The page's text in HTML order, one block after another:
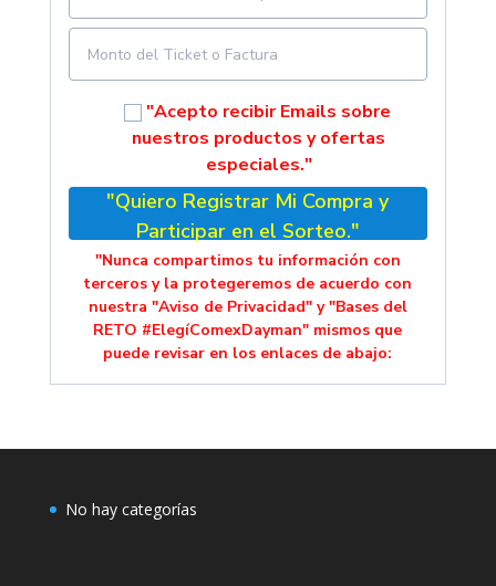
"Acepto recibir Emails sobre
nuestros productos y ofertas
especiales."
"Quiero Registrar Mi Compra y
Participar en el Sorteo."
"Nunca compartimos tu información con
terceros y la protegeremos de acuerdo con
nuestra "Aviso de Privacidad" y "Bases del
RETO #ElegíComexDayman" mismos que
puede revisar en los enlaces de abajo:
No hay categorías